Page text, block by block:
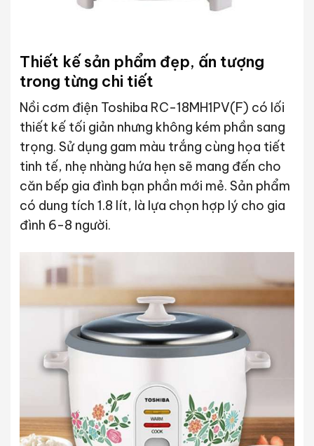
Thiết kế sản phẩm đẹp, ấn tượng
trong từng chi tiết
Nồi cơm điện Toshiba RC-18MH1PV(F) có lối
thiết kế tối giản nhưng không kém phần sang
trọng. Sử dụng gam màu trắng cùng họa tiết
tinh tế, nhẹ nhàng hứa hẹn sẽ mang đến cho
căn bếp gia đình bạn phần mới mẻ. Sản phẩm
có dung tích 1.8 lít, là lựa chọn hợp lý cho gia
đình 6-8 người.